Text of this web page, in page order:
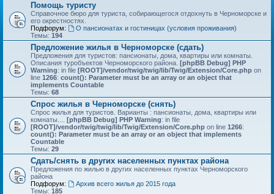
Помощь туристу
Справочное бюро для туриста, собирающегося отдохнуть в Черноморске и
его окрестностях.
Подфорум:
О пансионатах и гостиницах (условия проживания)
Темы: 194
Предложение жилья в Черноморске (сдать)
Предложения для туристов: пансионаты, дома, квартиры или комнаты.
Описания туробъектов Черноморского района. [phpBB Debug] PHP
Warning: in file [ROOT]/vendor/twig/twig/lib/Twig/Extension/Core.php on
line 1266: count(): Parameter must be an array or an object that
implements Countable
Темы: 68
Спрос жилья в Черноморске (снять)
Спрос жилья для туристов. Варианты : пансионаты, дома, квартиры или
комнаты.... [phpBB Debug] PHP Warning: in file
[ROOT]/vendor/twig/twig/lib/Twig/Extension/Core.php on line 1266:
count(): Parameter must be an array or an object that implements
Countable
Темы: 29
Сдать/снять в других населенных пунктах района
Предложения по жилью в других населенных пунктах Черноморского
района
Подфорум:
Архив всего жилья до 2015 года
Темы: 185